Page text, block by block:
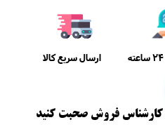
ارسال سریع کالا
کارشناس فروش صحبت کنید